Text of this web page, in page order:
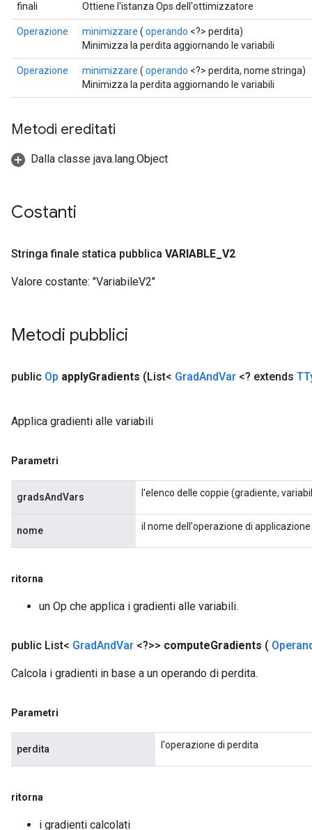
finali
Ottiene l'istanza Ops dell'ottimizzatore
Operazione minimizzare ( operando <?> perdita)
Minimizza la perdita aggiornando le variabili
Operazione minimizzare ( operando <?> perdita, nome stringa)
Minimizza la perdita aggiornando le variabili
Metodi ereditati
Dalla classe java.lang.Object
Costanti
Stringa finale statica pubblica VARIABLE V2
Valore costante: "VariabileV2"
Metodi pubblici
public Op applyGradients (List< GradAndVar <? extends
Applica gradienti alle variabili
Parametri
gradsAndVars l'elenco delle coppie (gradiente,
nome il nome dell'operazione di
ritorna
un Op che applica i gradienti alle variabili.
public List< GradAndVar <?>> computeGradients (
Calcola i gradienti in base a un operando di perdita.
Parametri
perdita l'operazione di perdita
ritorna
i gradienti calcolati